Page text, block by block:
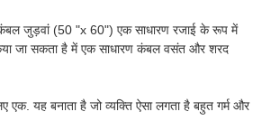
कंबल जुड़वां (50 "x 60") एक साधारण रजाई के रूप में
जा सकता है में एक साधारण कंबल वसंत और शरद
यह बनाता है जो व्यक्ति ऐसा लगता है बहुत गर्म और